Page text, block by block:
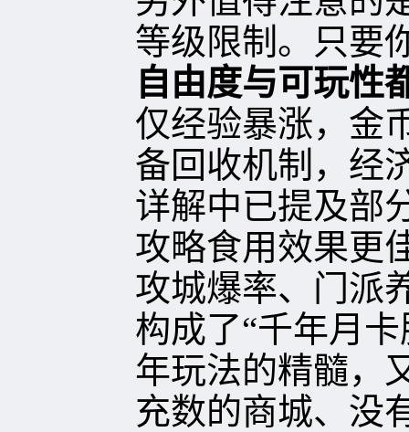
等级限制。只要
自由度与可玩性
仅经验暴涨，金
备回收机制，经
详解中已提及部
攻略食用效果更
攻城爆率、门派
构成了“千年月
年玩法的精髓，
充数的商城、没